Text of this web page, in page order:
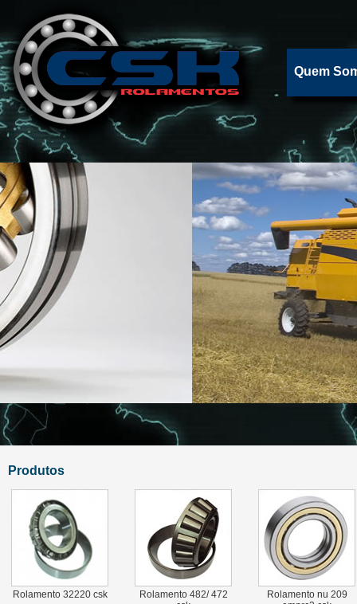
Quem
Produtos
Rolamento 32220 csk
Rolamento 482/ 472
Rolamento nu 209